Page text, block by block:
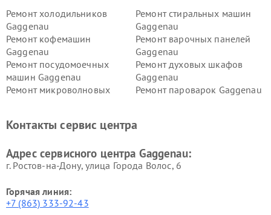
Ремонт холодильников
Gaggenau
Ремонт стиральных машин
Gaggenau
Ремонт кофемашин
Gaggenau
Ремонт варочных панелей
Gaggenau
Ремонт посудомоечных
машин Gaggenau
Ремонт духовых шкафов
Gaggenau
Ремонт микроволновых
Ремонт пароварок Gaggenau
Контакты сервис центра
Адрес сервисного центра Gaggenau:
г. Ростов-на-Дону, улица Города Волос, 6
Горячая линия:
+7 (863) 333-92-43